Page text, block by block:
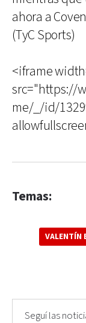
ahora a
(TyC Sports)
<iframe
src="https://
me/_/id/
Temas:
VALENTÍN
Seguí las